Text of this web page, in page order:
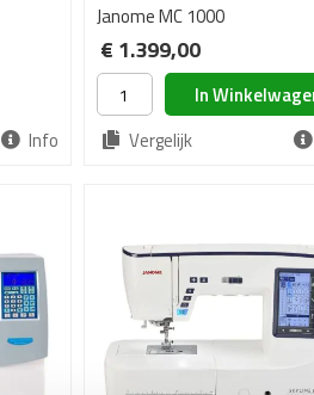
Info
Janome MC 1000
€ 1.399,00
In
Vergelijk